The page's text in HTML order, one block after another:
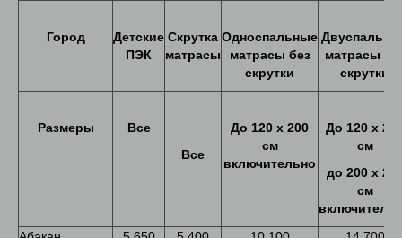
Город
Детские
ПЭК
Скрутка
матрасы
Односпальные
матрасы без
скрутки
матрасы
скрутки
Размеры
Все
Все
До 120 х 200
см
включительно
До 120 х
см
до 200 х
см